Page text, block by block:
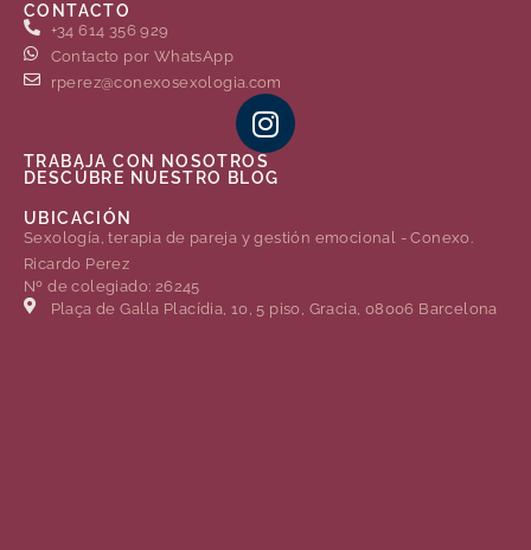
CONTACTO
+34 614 356 929
Contacto por WhatsApp
rperez@conexosexologia.com
TRABAJA CON NOSOTROS
DESCÚBRE NUESTRO BLOG
UBICACIÓN
Sexología, terapia de pareja y gestión emocional - Conexo.
Ricardo Perez
Nº de colegiado: 26245
Plaça de Gal·la Placídia, 10, 5 piso, Gracia, 08006 Barcelona